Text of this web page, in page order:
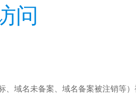
问
域名未备案、域名备案被注销等）